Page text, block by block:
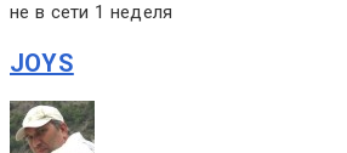
не в сети 1 неделя
JOYS